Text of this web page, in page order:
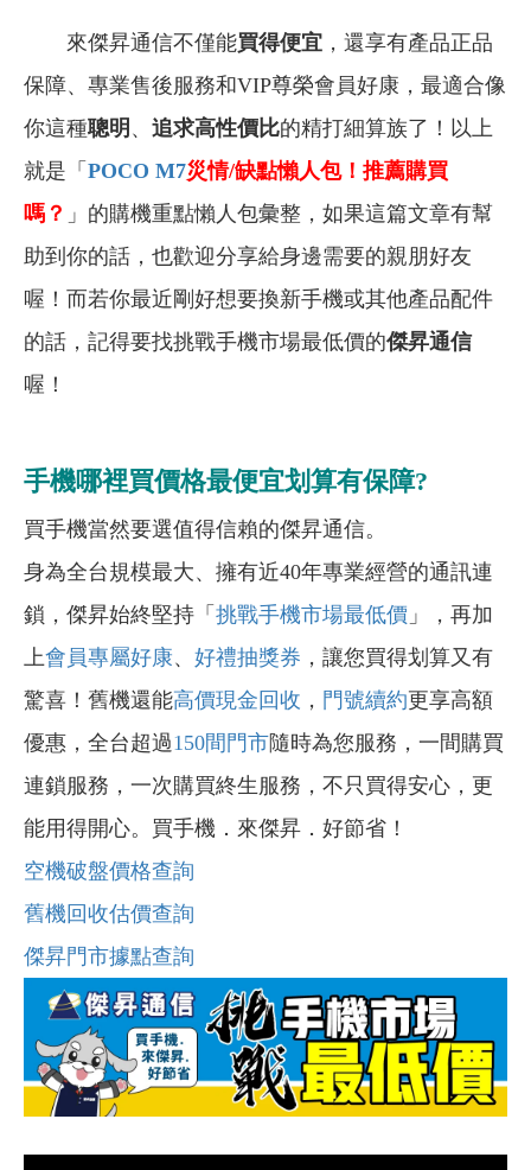
來傑昇通信不僅能買得便宜 ，還享有產品正品
保障、專業售後服務和VIP尊榮會員好康，最適合像
你這種聰明 、 追求高性價比的精打細算族了！以上
就是「 POCO M7災情/缺點懶人包！推薦購買
嗎？ 」的購機重點懶人包彙整，如果這篇文章有幫
助到你的話，也歡迎分享給身邊需要的親朋好友
喔！而若你最近剛好想要換新手機或其他產品配件
的話，記得要找挑戰手機市場最低價的傑昇通信
喔！
手機哪裡買價格最便宜划算有保障?
買手機當然要選值得信賴的傑昇通信。
身為全台規模最大、擁有近40年專業經營的通訊連
鎖，傑昇始終堅持「 挑戰手機市場最低價 」，再加
上會員專屬好康、 好禮抽獎券 ，讓您買得划算又有
驚喜！舊機還能高價現金回收 ， 門號續約更享高額
優惠，全台超過150間門市隨時為您服務，一間購買
連鎖服務，一次購買終生服務，不只買得安心，更
能用得開心。買手機．來傑昇．好節省！
空機破盤價格查詢
舊機回收估價查詢
傑昇門市據點查詢